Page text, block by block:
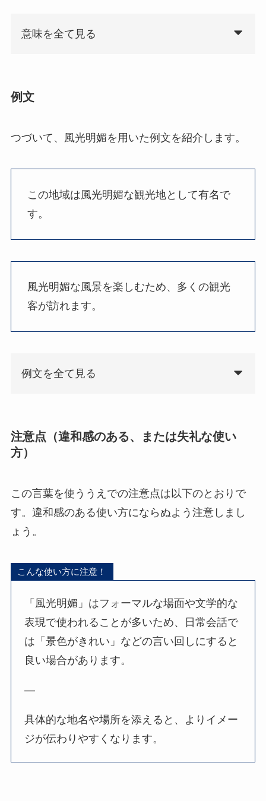
意味を全て見る
例文
つづいて、風光明媚を用いた例文を紹介します。
この地域は風光明媚な観光地として有名で
す。
風光明媚な風景を楽しむため、多くの観光
客が訪れます。
例文を全て見る
注意点（違和感のある、または失礼な使い
方）
この言葉を使ううえでの注意点は以下のとおりで
す。違和感のある使い方にならぬよう注意しまし
ょう。
こんな使い方に注意！
「風光明媚」はフォーマルな場面や文学的な
表現で使われることが多いため、日常会話で
は「景色がきれい」などの言い回しにすると
良い場合があります。
—
具体的な地名や場所を添えると、よりイメー
ジが伝わりやすくなります。